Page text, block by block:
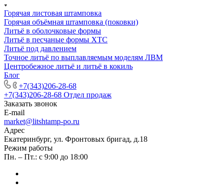
Горячая листовая штамповка
Горячая объёмная штамповка (поковки)
Литьё в оболочковые формы
Литьё в песчаные формы ХТС
Литьё под давлением
Точное литьё по выплавляемым моделям ЛВМ
Центробежное литьё и литьё в кокиль
Блог
+7(343)206-28-68
+7(343)206-28-68 Отдел продаж
Заказать звонок
E-mail
market@litshtamp-po.ru
Адрес
Екатеринбург, ул. Фронтовых бригад, д.18
Режим работы
Пн. – Пт.: с 9:00 до 18:00